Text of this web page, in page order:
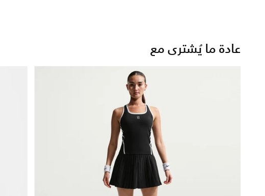
عادة ما يُشترى مع